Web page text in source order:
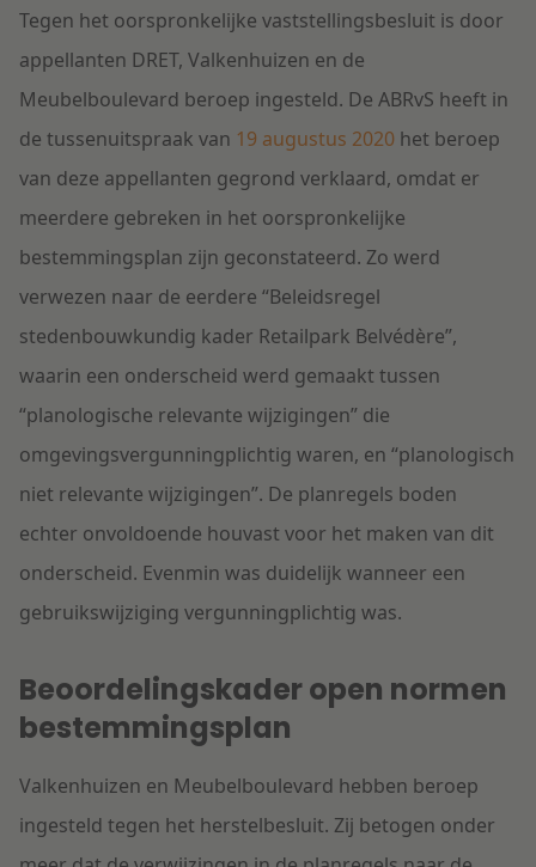
Tegen het oorspronkelijke vaststellingsbesluit is door
appellanten DRET, Valkenhuizen en de
Meubelboulevard beroep ingesteld. De ABRvS heeft in
de tussenuitspraak van 19 augustus 2020 het beroep
van deze appellanten gegrond verklaard, omdat er
meerdere gebreken in het oorspronkelijke
bestemmingsplan zijn geconstateerd. Zo werd
verwezen naar de eerdere “Beleidsregel
stedenbouwkundig kader Retailpark Belvédère”,
waarin een onderscheid werd gemaakt tussen
“planologische relevante wijzigingen” die
omgevingsvergunningplichtig waren, en “planologisch
niet relevante wijzigingen”. De planregels boden
echter onvoldoende houvast voor het maken van dit
onderscheid. Evenmin was duidelijk wanneer een
gebruikswijziging vergunningplichtig was.
Beoordelingskader open normen
bestemmingsplan
Valkenhuizen en Meubelboulevard hebben beroep
ingesteld tegen het herstelbesluit. Zij betogen onder